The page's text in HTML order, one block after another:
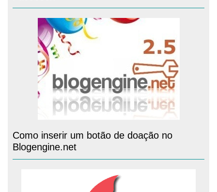
Como inserir um botão de doação no
Blogengine.net